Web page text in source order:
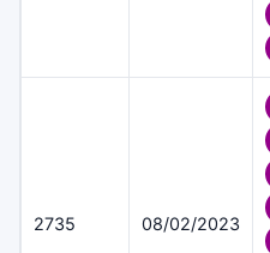
2735 08/02/2023